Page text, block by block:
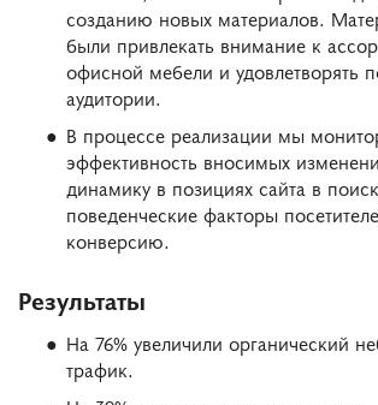
созданию новых материалов.
были привлекать внимание к
офисной мебели и удовлетворять
аудитории.
В процессе реализации мы
эффективность вносимых
динамику в позициях сайта в
поведенческие факторы
конверсию.
Результаты
На 76% увеличили органический
трафик.